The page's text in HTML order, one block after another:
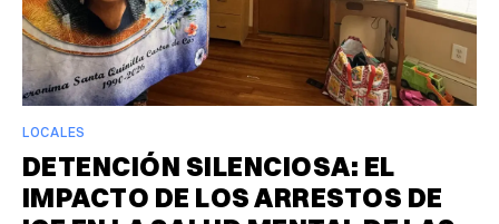
LOCALES
DETENCIÓN SILENCIOSA: EL
IMPACTO DE LOS ARRESTOS DE